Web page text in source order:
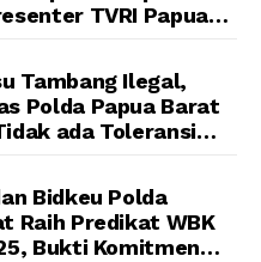
TVRI Papua
Idorway Telah
Kamis
Tambang Ilegal,
Polda Papua Barat
ada Toleransi
Anggota
Bidkeu Polda
Raih Predikat WBK
Bukti Komitmen